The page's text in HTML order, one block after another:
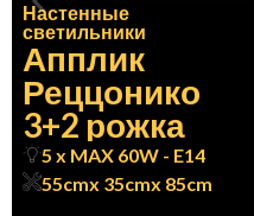
Настенные
светильники
Апплик
Реццонико
3+2 рожка
5 x MAX 60W - E14
55cmx 35cmx 85cm